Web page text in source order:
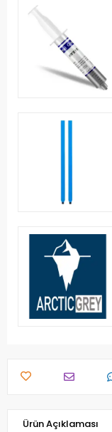
Ürün Açıklaması